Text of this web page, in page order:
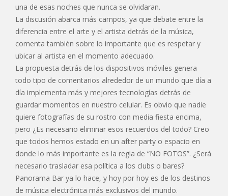
una de esas noches que nunca se olvidaran.
La discusión abarca más campos, ya que debate entre la
diferencia entre el arte y el artista detrás de la música,
comenta también sobre lo importante que es respetar y
ubicar al artista en el momento adecuado.
La propuesta detrás de los dispositivos móviles genera
todo tipo de comentarios alrededor de un mundo que día a
día implementa más y mejores tecnologías detrás de
guardar momentos en nuestro celular. Es obvio que nadie
quiere fotografías de su rostro con media fiesta encima,
pero ¿Es necesario eliminar esos recuerdos del todo? Creo
que todos hemos estado en un after party o espacio en
donde lo más importante es la regla de “NO FOTOS”. ¿Será
necesario trasladar esa política a los clubs o bares?
Panorama Bar ya lo hace, y hoy por hoy es de los destinos
de música electrónica más exclusivos del mundo.